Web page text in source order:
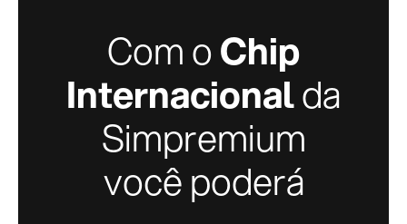
Com oChip
Internacionalda
Simpremium
você poderá